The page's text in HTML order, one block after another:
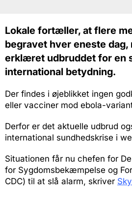
Lokale fortæller, at flere
begravet hver eneste dag,
erklæret udbruddet for en
international betydning.
Der findes i øjeblikket ingen
eller vacciner mod ebola-
Derfor er det aktuelle udbrud
international sundhedskrise i
Situationen får nu chefen for
for Sygdomsbekæmpelse og
CDC) til at slå alarm, skriver